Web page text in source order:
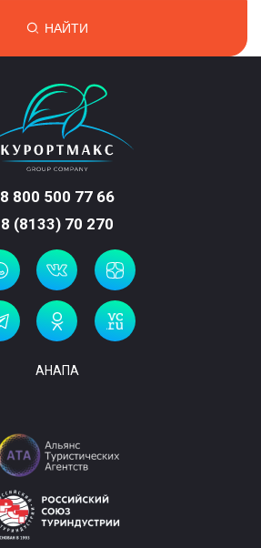
НАЙТИ
8 800 500 77 66
8 (8133) 70 270
АНАПА